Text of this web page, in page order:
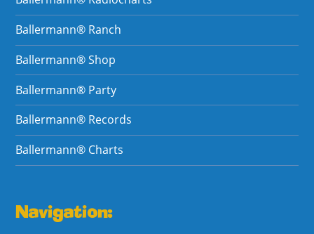
Ballermann® Ranch
Ballermann® Shop
Ballermann® Party
Ballermann® Records
Ballermann® Charts
Navigation: